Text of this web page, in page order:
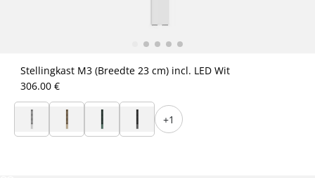
Stellingkast M3 (Breedte 23 cm) incl. LED Wit
306.00 €
+1